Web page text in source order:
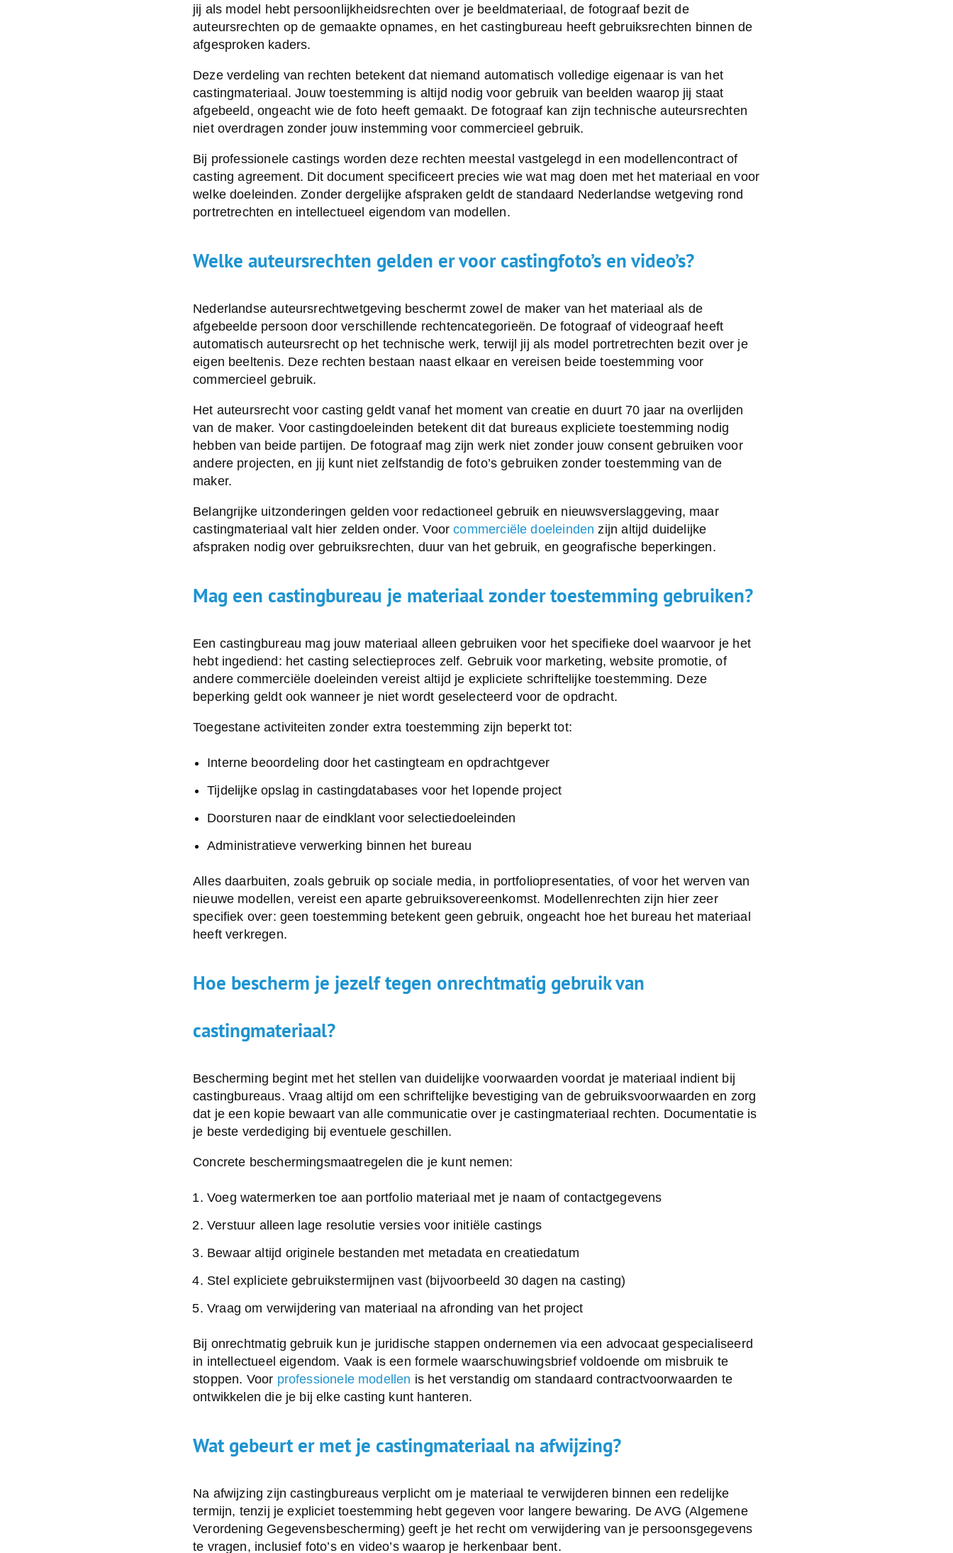
jij als model hebt persoonlijkheidsrechten over je beeldmateriaal, de fotograaf bezit de
auteursrechten op de gemaakte opnames, en het castingbureau heeft gebruiksrechten binnen de
afgesproken kaders.
Deze verdeling van rechten betekent dat niemand automatisch volledige eigenaar is van het
castingmateriaal. Jouw toestemming is altijd nodig voor gebruik van beelden waarop jij staat
afgebeeld, ongeacht wie de foto heeft gemaakt. De fotograaf kan zijn technische auteursrechten
niet overdragen zonder jouw instemming voor commercieel gebruik.
Bij professionele castings worden deze rechten meestal vastgelegd in een modellencontract of
casting agreement. Dit document specificeert precies wie wat mag doen met het materiaal en voor
welke doeleinden. Zonder dergelijke afspraken geldt de standaard Nederlandse wetgeving rond
portretrechten en intellectueel eigendom van modellen.
Welke auteursrechten gelden er voor castingfoto’s en video’s?
Nederlandse auteursrechtwetgeving beschermt zowel de maker van het materiaal als de
afgebeelde persoon door verschillende rechtencategorieën. De fotograaf of videograaf heeft
automatisch auteursrecht op het technische werk, terwijl jij als model portretrechten bezit over je
eigen beeltenis. Deze rechten bestaan naast elkaar en vereisen beide toestemming voor
commercieel gebruik.
Het auteursrecht voor casting geldt vanaf het moment van creatie en duurt 70 jaar na overlijden
van de maker. Voor castingdoeleinden betekent dit dat bureaus expliciete toestemming nodig
hebben van beide partijen. De fotograaf mag zijn werk niet zonder jouw consent gebruiken voor
andere projecten, en jij kunt niet zelfstandig de foto’s gebruiken zonder toestemming van de
maker.
Belangrijke uitzonderingen gelden voor redactioneel gebruik en nieuwsverslaggeving, maar
castingmateriaal valt hier zelden onder. Voorcommerciële doeleinden zijn altijd duidelijke
afspraken nodig over gebruiksrechten, duur van het gebruik, en geografische beperkingen.
Mag een castingbureau je materiaal zonder toestemming gebruiken?
Een castingbureau mag jouw materiaal alleen gebruiken voor het specifieke doel waarvoor je het
hebt ingediend: het casting selectieproces zelf. Gebruik voor marketing, website promotie, of
andere commerciële doeleinden vereist altijd je expliciete schriftelijke toestemming. Deze
beperking geldt ook wanneer je niet wordt geselecteerd voor de opdracht.
Toegestane activiteiten zonder extra toestemming zijn beperkt tot:
Interne beoordeling door het castingteam en opdrachtgever
Tijdelijke opslag in castingdatabases voor het lopende project
Doorsturen naar de eindklant voor selectiedoeleinden
Administratieve verwerking binnen het bureau
Alles daarbuiten, zoals gebruik op sociale media, in portfoliopresentaties, of voor het werven van
nieuwe modellen, vereist een aparte gebruiksovereenkomst. Modellenrechten zijn hier zeer
specifiek over: geen toestemming betekent geen gebruik, ongeacht hoe het bureau het materiaal
heeft verkregen.
Hoe bescherm je jezelf tegen onrechtmatig gebruik van
castingmateriaal?
Bescherming begint met het stellen van duidelijke voorwaarden voordat je materiaal indient bij
castingbureaus. Vraag altijd om een schriftelijke bevestiging van de gebruiksvoorwaarden en zorg
dat je een kopie bewaart van alle communicatie over je castingmateriaal rechten. Documentatie is
je beste verdediging bij eventuele geschillen.
Concrete beschermingsmaatregelen die je kunt nemen:
Voeg watermerken toe aan portfolio materiaal met je naam of contactgegevens
Verstuur alleen lage resolutie versies voor initiële castings
Bewaar altijd originele bestanden met metadata en creatiedatum
Stel expliciete gebruikstermijnen vast (bijvoorbeeld 30 dagen na casting)
Vraag om verwijdering van materiaal na afronding van het project
Bij onrechtmatig gebruik kun je juridische stappen ondernemen via een advocaat gespecialiseerd
in intellectueel eigendom. Vaak is een formele waarschuwingsbrief voldoende om misbruik te
stoppen. Voor professionele modellen is het verstandig om standaard contractvoorwaarden te
ontwikkelen die je bij elke casting kunt hanteren.
Wat gebeurt er met je castingmateriaal na afwijzing?
Na afwijzing zijn castingbureaus verplicht om je materiaal te verwijderen binnen een redelijke
termijn, tenzij je expliciet toestemming hebt gegeven voor langere bewaring. De AVG (Algemene
Verordening Gegevensbescherming) geeft je het recht om verwijdering van je persoonsgegevens
te vragen, inclusief foto’s en video’s waarop je herkenbaar bent.